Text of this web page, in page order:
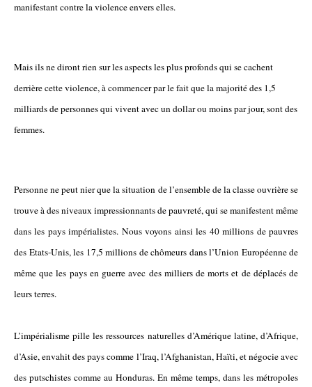
manifestant contre la violence envers elles.
Mais ils ne diront rien sur les aspects les plus profonds qui se cachent
derrière cette violence, à commencer par le fait que la majorité des 1,5
milliards de personnes qui vivent avec un dollar ou moins par jour, sont des
femmes.
Personne ne peut nier que la situation de l’ensemble de la classe ouvrière se
trouve à des niveaux impressionnants de pauvreté, qui se manifestent même
dans les pays impérialistes. Nous voyons ainsi les 40 millions de pauvres
des Etats-Unis, les 17,5 millions de chômeurs dans l’Union Européenne de
même que les pays en guerre avec des milliers de morts et de déplacés de
leurs terres.
L’impérialisme pille les ressources naturelles d’Amérique latine, d’Afrique,
d’Asie, envahit des pays comme l’Iraq, l’Afghanistan, Haïti, et négocie avec
des putschistes comme au Honduras. En même temps, dans les métropoles